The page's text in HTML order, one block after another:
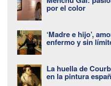
por el color
‘Madre e hijo’,
enfermo y sin
La huella de
en la pintura